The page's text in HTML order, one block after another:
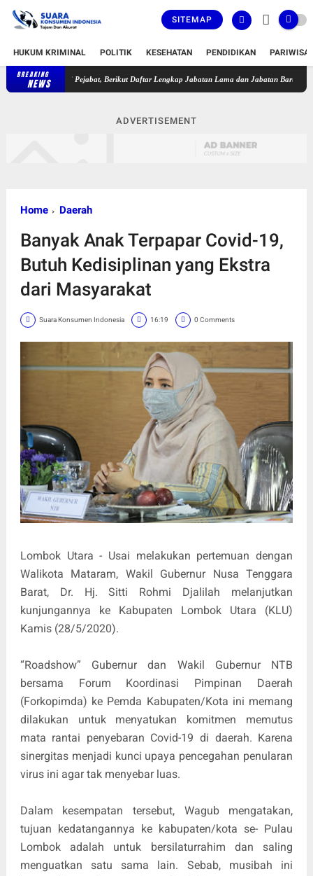
SITEMAP
HUKUM KRIMINAL POLITIK KESEHATAN PENDIDIKAN
BREAKING
NEWS
Lantik 36 Pejabat, Berikut Daftar Lengkap Jabatan Lama dan Jabatan Baru
ADVERTISEMENT
Home Daerah
Banyak Anak Terpapar Covid-19,
Butuh Kedisiplinan yang Ekstra
dari Masyarakat
Suara Konsumen Indonesia 16:19 0 Comments
Lombok Utara - Usai melakukan pertemuan dengan
Walikota Mataram, Wakil Gubernur Nusa Tenggara
Barat, Dr. Hj. Sitti Rohmi Djalilah melanjutkan
kunjungannya ke Kabupaten Lombok Utara (KLU)
Kamis (28/5/2020).
“Roadshow” Gubernur dan Wakil Gubernur NTB
bersama Forum Koordinasi Pimpinan Daerah
(Forkopimda) ke Pemda Kabupaten/Kota ini memang
dilakukan untuk menyatukan komitmen memutus
mata rantai penyebaran Covid-19 di daerah. Karena
sinergitas menjadi kunci upaya pencegahan penularan
virus ini agar tak menyebar luas.
Dalam kesempatan tersebut, Wagub mengatakan,
tujuan kedatangannya ke kabupaten/kota se- Pulau
Lombok adalah untuk bersilaturrahim dan saling
menguatkan satu sama lain. Sebab, musibah ini